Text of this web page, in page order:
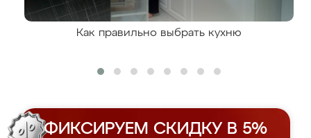
Как правильно выбрать кухню
ФИКСИРУЕМ СКИДКУ В 5%